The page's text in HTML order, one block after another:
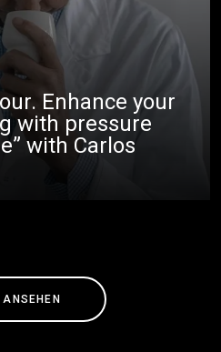
Enhance your
with pressure
with Carlos